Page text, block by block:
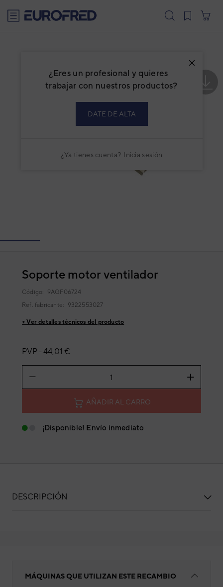
¿Eres un profesional y quieres
trabajar con nuestros productos?
DATE DE ALTA
¿Ya tienes cuenta? Inicia sesión
Soporte motor ventilador
Código: 9AGF06724
Ref. fabricante: 9322553027
+ Ver detalles técnicos del producto
PVP -44,01 €
AÑADIR AL CARRO
¡Disponible! Envío inmediato
DESCRIPCIÓN
MÁQUINAS QUE UTILIZAN ESTE RECAMBIO